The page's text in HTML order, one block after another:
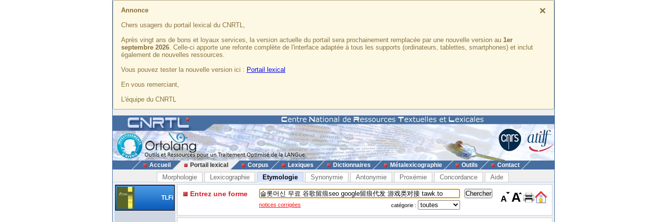
×
Annonce
Chers usagers du portail lexical du CNRTL,
Après vingt ans de bons et loyaux services, la version actuelle du portail sera prochainement remplacée par une nouvelle version au 1er
septembre 2026. Celle-ci apporte une refonte complète de l'interface adaptée à tous les supports (ordinateurs, tablettes, smartphones) et inclut
également de nouvelles ressources.
Vous pouvez tester la nouvelle version ici : Portail lexical
En vous remerciant,
L'équipe du CNRTL
Accueil Portail lexical Corpus Lexiques Dictionnaires Métalexicographie Outils Contact
Morphologie Lexicographie Etymologie Synonymie Antonymie Proxémie Concordance Aide
TLFi Entrez une forme
notices corrigées catégorie :